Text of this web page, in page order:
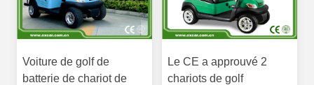
Voiture de golf de
batterie de chariot de
Le CE a approuvé 2
chariots de golf